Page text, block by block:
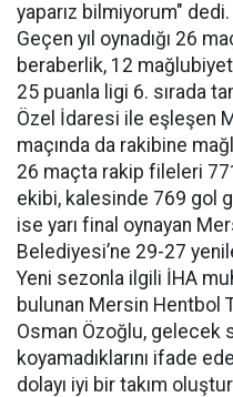
yaparız bilmiyorum" dedi.
Geçen yıl oynadığı 26
beraberlik, 12
25 puanla ligi 6. sırada
Özel İdaresi ile eşleşen
maçında da rakibine
26 maçta rakip fileleri
ekibi, kalesinde 769 gol
ise yarı final oynayan
Belediyesi’ne 29-27
Yeni sezonla ilgili İHA
bulunan Mersin Hentbol
Osman Özoğlu, gelecek
koyamadıklarını ifade
dolayı iyi bir takım